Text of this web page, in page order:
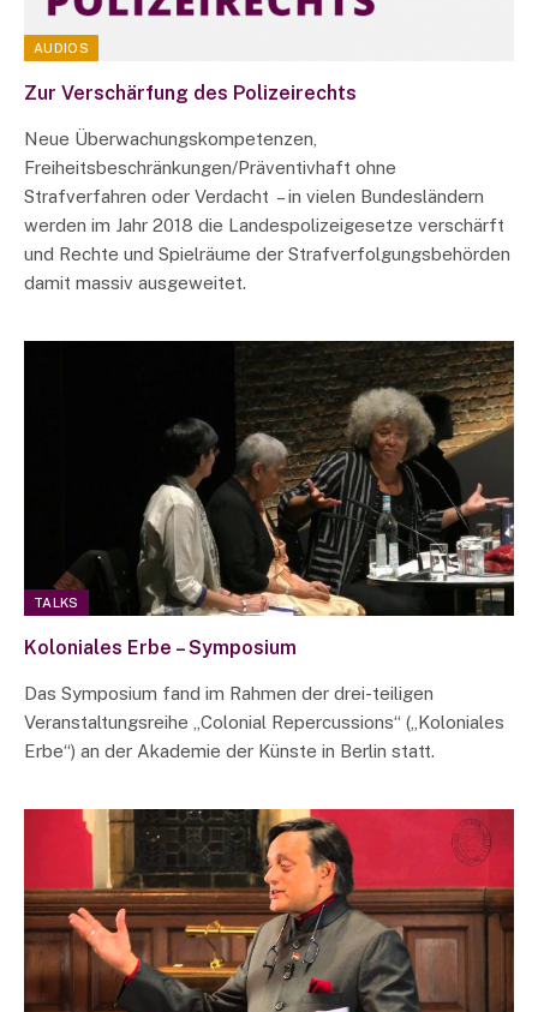
AUDIOS
Zur Verschärfung des Polizeirechts
Neue Überwachungskompetenzen,
Freiheitsbeschränkungen/Präventivhaft ohne
Strafverfahren oder Verdacht – in vielen Bundesländern
werden im Jahr 2018 die Landespolizeigesetze verschärft
und Rechte und Spielräume der Strafverfolgungsbehörden
damit massiv ausgeweitet.
TALKS
Koloniales Erbe – Symposium
Das Symposium fand im Rahmen der drei-teiligen
Veranstaltungsreihe „Colonial Repercussions“ („Koloniales
Erbe“) an der Akademie der Künste in Berlin statt.